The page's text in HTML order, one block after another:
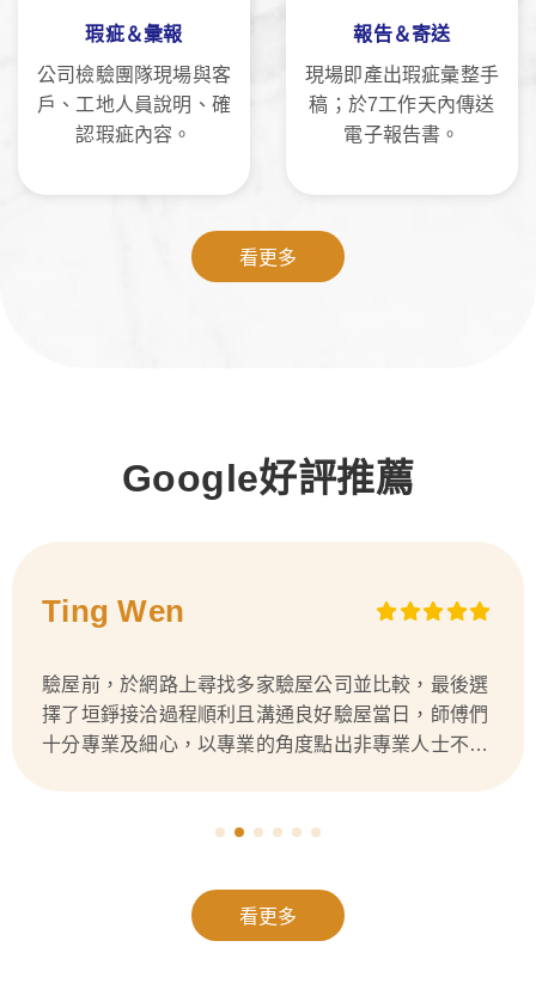
瑕疵＆彙報
公司檢驗團隊現場與客
戶、工地人員說明、確
認瑕疵內容。
報告＆寄送
現場即產出瑕疵彙整手
稿；於7工作天內傳送
電子報告書。
看更多
Google好評推薦
Ting Wen
驗屋前，於網路上尋找多家驗屋公司並比較，最後選
擇了垣錚接洽過程順利且溝通良好驗屋當日，師傅們
十分專業及細心，以專業的角度點出非專業人士不易
看更多